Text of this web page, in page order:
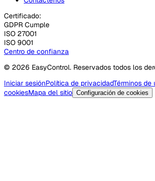
Certificado:
GDPR Cumple
ISO 27001
ISO 9001
Centro de confianza
© 2026 EasyControl. Reservados todos los
Iniciar sesiónPolítica de privacidadTérminos de
cookiesMapa del sitio Configuración de cookies